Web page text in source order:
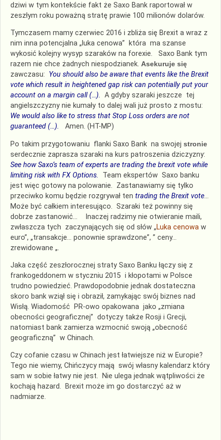
dziwi w tym kontekście fakt że Saxo Bank raportował w
zeszłym roku poważną stratę prawie 100 milionów dolarów.
Tymczasem mamy czerwiec 2016 i zbliża się Brexit a wraz z
nim inna potencjalna „luka cenowa” która ma szanse
wykosić kolejny wysyp szaraków na forexie. Saxo Bank tym
razem nie chce żadnych niespodzianek. Asekuruje się
zawczasu: You should also be aware that events like the Brexit
vote which result in heightened gap risk can potentially put your
account on a margin call (…). A gdyby szaraki jeszcze tej
angielszczyzny nie kumały to dalej wali już prosto z mostu:
We would also like to stress that Stop Loss orders are not
guaranteed (…).
Amen. (HT-MP)
Po takim przygotowaniu flanki Saxo Bank na swojej stronie
serdecznie zaprasza szaraki na kurs patroszenia dziczyzny:
See how Saxo’s team of experts are trading the brexit vote while
limiting risk with FX Options.
Team ekspertów Saxo banku
jest więc gotowy na polowanie. Zastanawiamy się tylko
przeciwko komu będzie rozgrywał ten trading the Brexit vote…
Może być całkiem interesująco. Szaraki też powinny się
dobrze zastanowić… Inaczej radzimy nie otwieranie maili,
zwłaszcza tych zaczynających się od słów „Luka cenowa w
euro”, „transakcje… ponownie sprawdzone”, ” ceny…
zrewidowane „.
Jaka część zeszłorocznej straty Saxo Banku łączy się z
frankogeddonem w styczniu 2015 i kłopotami w Polsce
trudno powiedzieć. Prawdopodobnie jednak dostateczna
skoro bank wziął się i obraził, zamykając swój biznes nad
Wisłą. Wiadomość PR-owo opakowana jako „zmiana
obecności geograficznej” dotyczy także Rosji i Grecji,
natomiast bank zamierza wzmocnić swoją „obecność
geograficzną” w Chinach.
Czy cofanie czasu w Chinach jest łatwiejsze niż w Europie?
Tego nie wiemy, Chińczycy mają swój własny kalendarz który
sam w sobie łatwy nie jest. Nie ulega jednak wątpliwości że
kochają hazard. Brexit może im go dostarczyć aż w
nadmiarze.